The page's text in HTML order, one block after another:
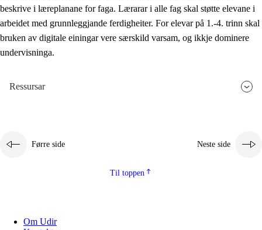
beskrive i læreplanane for faga. Lærarar i alle fag skal støtte elevane i
arbeidet med grunnleggjande ferdigheiter. For elevar på 1.-4. trinn skal
bruken av digitale einingar vere særskild varsam, og ikkje dominere
undervisninga.
Ressursar
Førre side Neste side
Til toppen
Om Udir